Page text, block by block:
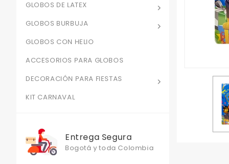
GLOBOS DE LATEX
GLOBOS BURBUJA
GLOBOS CON HELIO
ACCESORIOS PARA GLOBOS
DECORACIÓN PARA FIESTAS
KIT CARNAVAL
Entrega Segura
Bogotá y toda Colombia